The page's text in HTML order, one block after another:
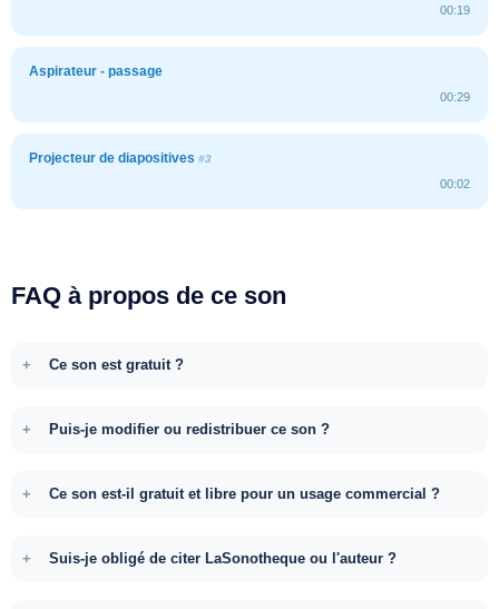
00:19
Aspirateur - passage
00:29
Projecteur de diapositives #3
00:02
FAQ à propos de ce son
Ce son est gratuit ?
Puis-je modifier ou redistribuer ce son ?
Ce son est-il gratuit et libre pour un usage commercial ?
Suis-je obligé de citer LaSonotheque ou l'auteur ?